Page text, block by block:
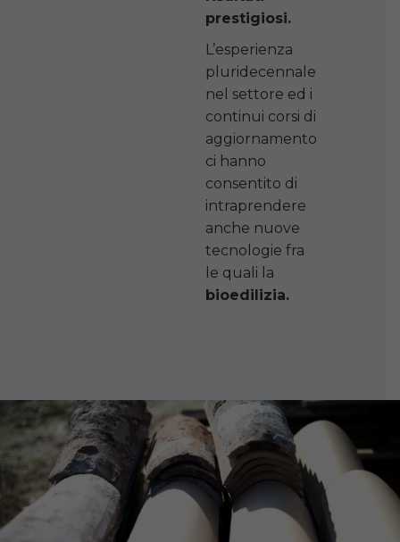
prestigiosi.
L’esperienza
pluridecennale
nel settore ed i
continui corsi di
aggiornamento
ci hanno
consentito di
intraprendere
anche nuove
tecnologie fra
le quali la
bioedilizia.